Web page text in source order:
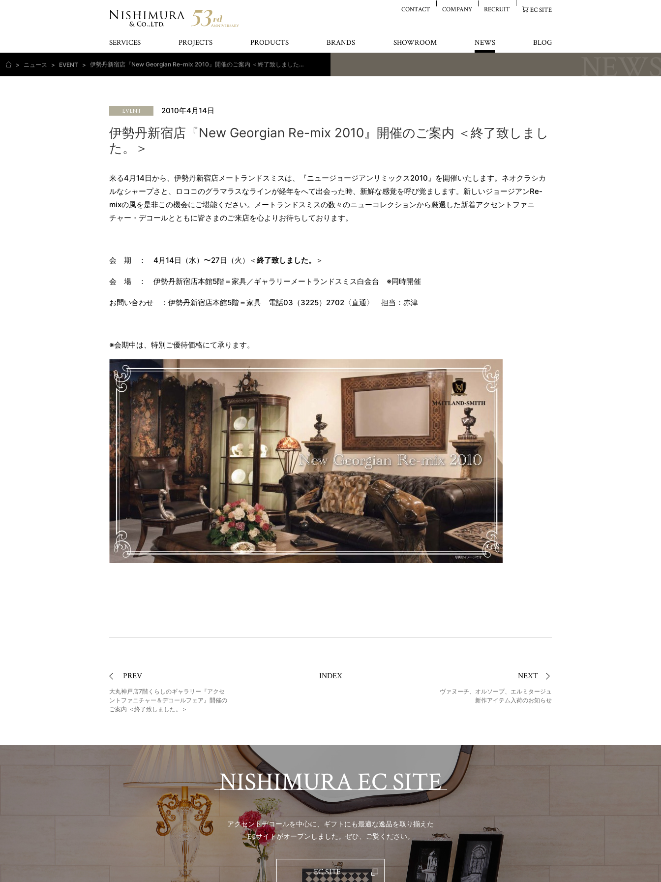
CONTACT COMPANY RECRUIT EC SITE
SERVICES PROJECTS PRODUCTS BRANDS SHOWROOM NEWS BLOG
> ニュース > EVENT > 伊勢丹新宿店『New Georgian Re-mix 2010』開催のご案内 ＜終了致しました。＞
EVENT 2010年4月14日
伊勢丹新宿店『New Georgian Re-mix 2010』開催のご案内 ＜終了致しまし
た。＞
来る4月14日から、伊勢丹新宿店メートランドスミスは、『ニュージョージアンリミックス2010』を開催いたします。ネオクラシカ
ルなシャープさと、ロココのグラマラスなラインが経年をへて出会った時、新鮮な感覚を呼び覚まします。新しいジョージアンRe-
mixの風を是非この機会にご堪能ください。メートランドスミスの数々のニューコレクションから厳選した新着アクセントファニ
チャー・デコールとともに皆さまのご来店を心よりお待ちしております。
会 期 ： 4月14日（水）〜27日（火）＜終了致しました。 ＞
会 場 ： 伊勢丹新宿店本館5階＝家具／ギャラリーメートランドスミス白金台 ※同時開催
お問い合わせ ：伊勢丹新宿店本館5階＝家具 電話03（3225）2702〈直通〉 担当：赤津
※会期中は、特別ご優待価格にて承ります。
PREV
大丸神戸店7階くらしのギャラリー『アクセ
ントファニチャー＆デコールフェア』開催の
ご案内 ＜終了致しました。＞
INDEX NEXT
ヴァヌーチ、オルソープ、エルミタージュ
新作アイテム入荷のお知らせ
NISHIMURA EC SITE
アクセントデコールを中心に、ギフトにも最適な逸品を取り揃えた
ECサイトがオープンしました。ぜひ、ご覧ください。
EC SITE